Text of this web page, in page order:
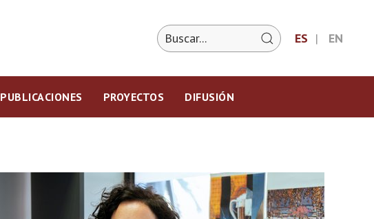
ES EN
PUBLICACIONES PROYECTOS DIFUSIÓN